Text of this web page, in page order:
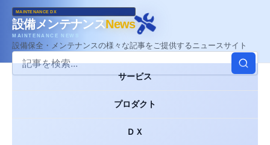
MAINTENANCE DX
設備メンテナンスNews
MAINTENANCE NEWS
設備保全・メンテナンスの様々な記事をご提供するニュースサイト
サービス
プロダクト
ＤＸ